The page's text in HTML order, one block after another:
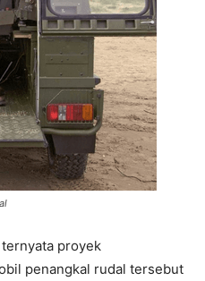
proyek
penangkal rudal tersebut